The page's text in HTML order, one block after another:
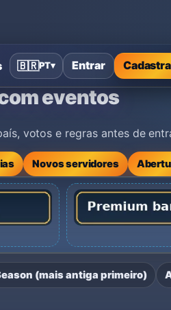
🇧🇷PT▾ Entrar
eventos
votos e regras antes de
Novos servidores
(mais antiga primeiro)